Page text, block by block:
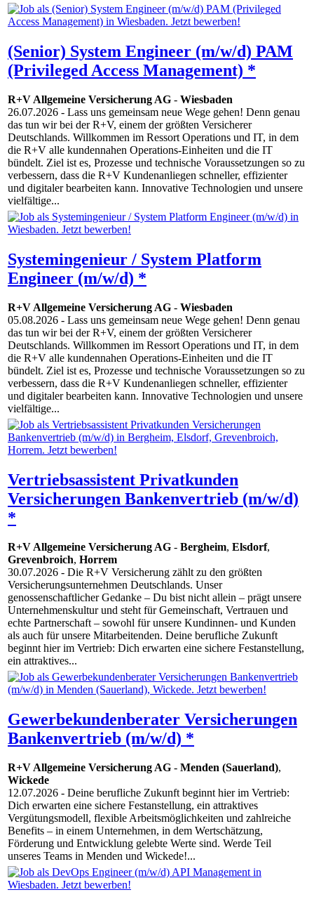
(Senior) System Engineer (m/w/d) PAM
(Privileged Access Management) *
R+V Allgemeine Versicherung AG - Wiesbaden
26.07.2026 - Lass uns gemeinsam neue Wege gehen! Denn genau
das tun wir bei der R+V, einem der größten Versicherer
Deutschlands. Willkommen im Ressort Operations und IT, in dem
die R+V alle kundennahen Operations-Einheiten und die IT
bündelt. Ziel ist es, Prozesse und technische Voraussetzungen so zu
verbessern, dass die R+V Kundenanliegen schneller, effizienter
und digitaler bearbeiten kann. Innovative Techno­logien und unsere
vielfältige...
Systemingenieur / System Platform
Engineer (m/w/d) *
R+V Allgemeine Versicherung AG - Wiesbaden
05.08.2026 - Lass uns gemeinsam neue Wege gehen! Denn genau
das tun wir bei der R+V, einem der größten Versicherer
Deutschlands. Willkommen im Ressort Operations und IT, in dem
die R+V alle kundennahen Operations-Einheiten und die IT
bündelt. Ziel ist es, Prozesse und technische Voraussetzungen so zu
verbessern, dass die R+V Kundenanliegen schneller, effizienter
und digitaler bearbeiten kann. Innovative Techno­logien und unsere
vielfältige...
Vertriebsassistent Privatkunden
Versicherungen Bankenvertrieb (m/w/d)
*
R+V Allgemeine Versicherung AG - Bergheim, Elsdorf,
Grevenbroich, Horrem
30.07.2026 - Die R+V Versicherung zählt zu den größten
Versicherungsunternehmen Deutschlands. Unser
genossenschaftlicher Gedanke – Du bist nicht allein – prägt unsere
Unternehmenskultur und steht für Gemeinschaft, Vertrauen und
echte Partnerschaft – sowohl für unsere Kundinnen- und Kunden
als auch für unsere Mitarbeitenden. Deine berufliche Zukunft
beginnt hier im Vertrieb: Dich erwarten eine sichere Festanstellung,
ein attraktives...
Gewerbekundenberater Versicherungen
Bankenvertrieb (m/w/d) *
R+V Allgemeine Versicherung AG - Menden (Sauerland),
Wickede
12.07.2026 - Deine berufliche Zukunft beginnt hier im Vertrieb:
Dich erwarten eine sichere Festanstellung, ein attraktives
Vergütungsmodell, flexible Arbeitsmöglichkeiten und zahlreiche
Benefits – in einem Unternehmen, in dem Wertschätzung,
Förderung und Entwicklung gelebte Werte sind. Werde Teil
unseres Teams in Menden und Wickede!...